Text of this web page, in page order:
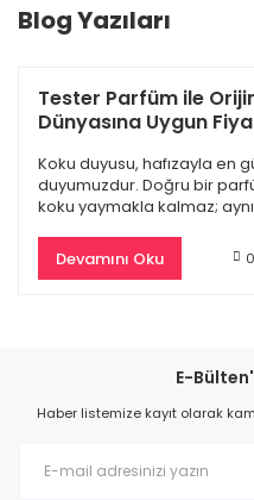
Dior Sauvage Edp Erkek
9.500,00 TL
Blog Yazıları
Tester Parfüm ile
Dünyasına Uygun
Koku duyusu, hafızayla en
duyumuzdur. Doğru bir
koku yaymakla kalmaz;
Devamını Oku
E-
Haber listemize kayıt olarak